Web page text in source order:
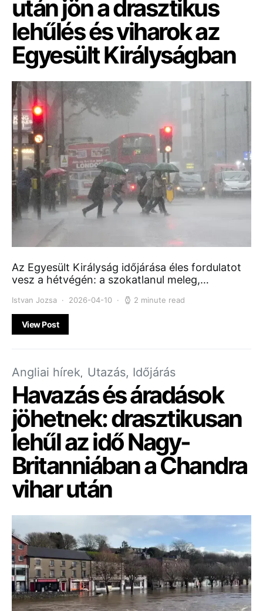
után jön a drasztikus
lehűlés és viharok az
Egyesült Királyságban
Az Egyesült Királyság időjárása éles fordulatot
vesz a hétvégén: a szokatlanul meleg,…
Istvan Jozsa 2026-04-10 2 minute read
View Post
Angliai hírek Utazás, Időjárás
Havazás és áradások
jöhetnek: drasztikusan
lehűl az idő Nagy-
Britanniában a Chandra
vihar után